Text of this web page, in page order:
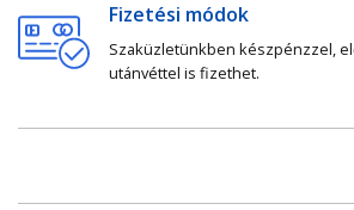
Fizetési módok
Szaküzletünkben készpénzzel,
utánvéttel is